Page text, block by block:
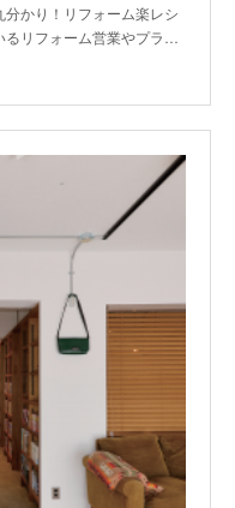
かり！リフォーム楽レシ
るリフォーム営業やプラ…